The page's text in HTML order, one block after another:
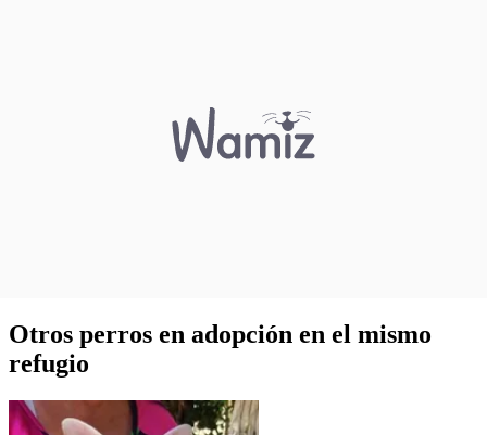
Otros perros en adopción en el mismo
refugio